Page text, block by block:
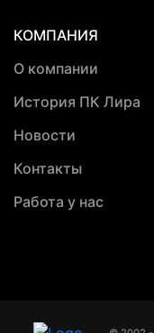
КОМПАНИЯ
О компании
История ПК Лира
Новости
Контакты
Работа у нас